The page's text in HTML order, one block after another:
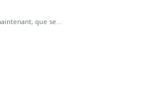
que se...